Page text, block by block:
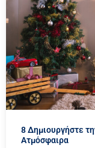
8 Δημιουργήστε
Ατμόσφαιρα